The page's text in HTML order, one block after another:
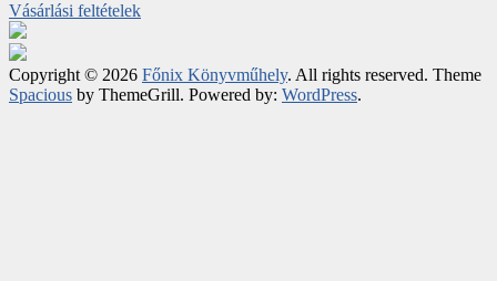
Vásárlási feltételek
Copyright © 2026 Főnix Könyvműhely. All rights reserved. Theme
Spacious by ThemeGrill. Powered by: WordPress.